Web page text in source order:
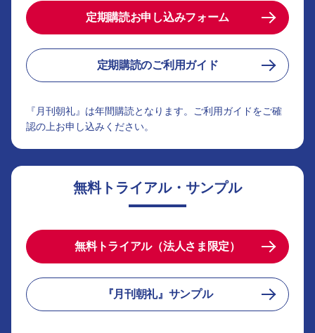
定期購読お申し込みフォーム
定期購読のご利用ガイド
『月刊朝礼』は年間購読となります。ご利用ガイドをご確
認の上お申し込みください。
無料トライアル・サンプル
無料トライアル（法人さま限定）
『月刊朝礼』サンプル